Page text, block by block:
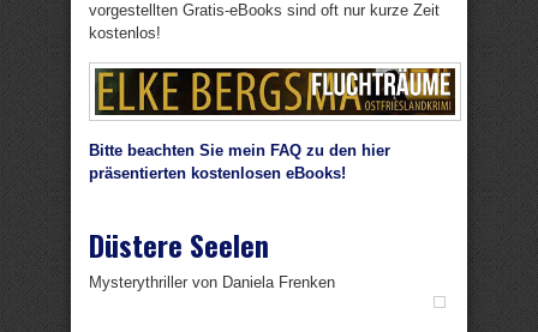
vorgestellten Gratis-eBooks sind oft nur kurze Zeit
kostenlos!
Bitte beachten Sie mein FAQ zu den hier
präsentierten kostenlosen eBooks!
Düstere Seelen
Mysterythriller von Daniela Frenken